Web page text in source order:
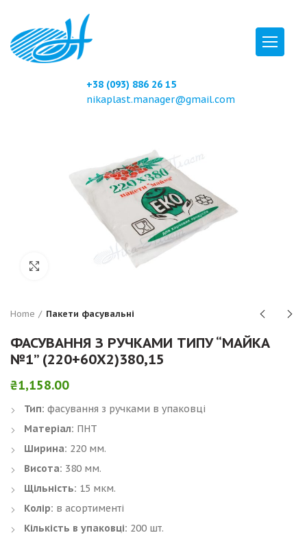
+38 (093) 886 26 15
nikaplast.manager@gmail.com
Home Пакети фасувальні
ФАСУВАННЯ З РУЧКАМИ ТИПУ “МАЙКА
№1” (220+60Х2)380,15
₴1,158.00
Тип: фасування з ручками в упаковці
Матеріал: ПНТ
Ширина: 220 мм.
Висота: 380 мм.
Щільність: 15 мкм.
Колір: в асортименті
Кількість в упаковці: 200 шт.